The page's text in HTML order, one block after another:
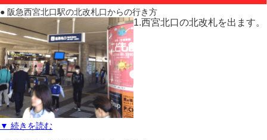
● 阪急西宮北口駅の北改札口からの行き方
1.西宮北口の北改札を出ます。
▼ 続きを読む